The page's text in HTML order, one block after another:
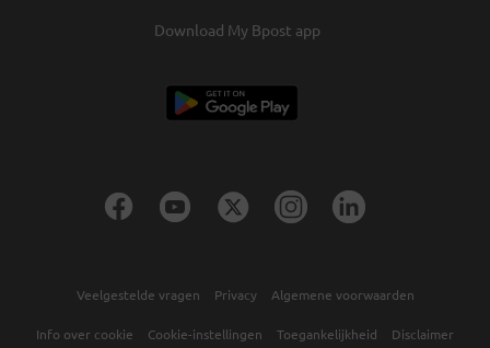
Download My Bpost app
Veelgestelde vragen Privacy Algemene voorwaarden
Info over cookie Cookie-instellingen Toegankelijkheid Disclaimer